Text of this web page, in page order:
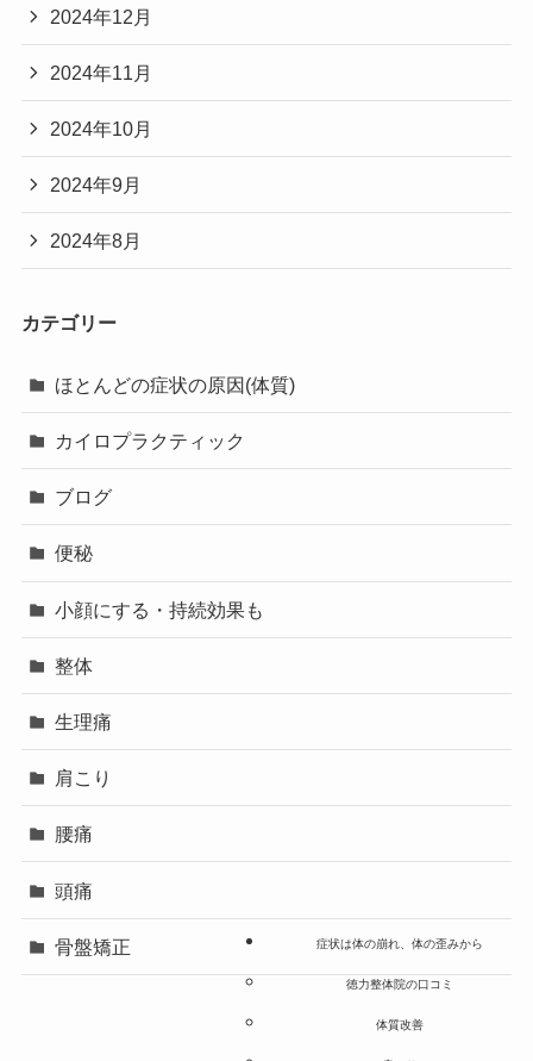
2024年12月
2024年11月
2024年10月
2024年9月
2024年8月
カテゴリー
ほとんどの症状の原因(体質)
カイロプラクティック
ブログ
便秘
小顔にする・持続効果も
整体
生理痛
肩こり
腰痛
頭痛
骨盤矯正 症状は体の崩れ、体の歪みから
徳力整体院の口コミ
体質改善